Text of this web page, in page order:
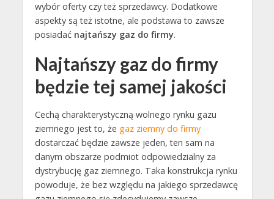
wybór oferty czy też sprzedawcy. Dodatkowe
aspekty są też istotne, ale podstawa to zawsze
posiadać najtańszy gaz do firmy.
Najtańszy gaz do firmy
będzie tej samej jakości
Cechą charakterystyczną wolnego rynku gazu
ziemnego jest to, że gaz ziemny do firmy
dostarczać będzie zawsze jeden, ten sam na
danym obszarze podmiot odpowiedzialny za
dystrybucję gaz ziemnego. Taka konstrukcja rynku
powoduje, że bez względu na jakiego sprzedawcę